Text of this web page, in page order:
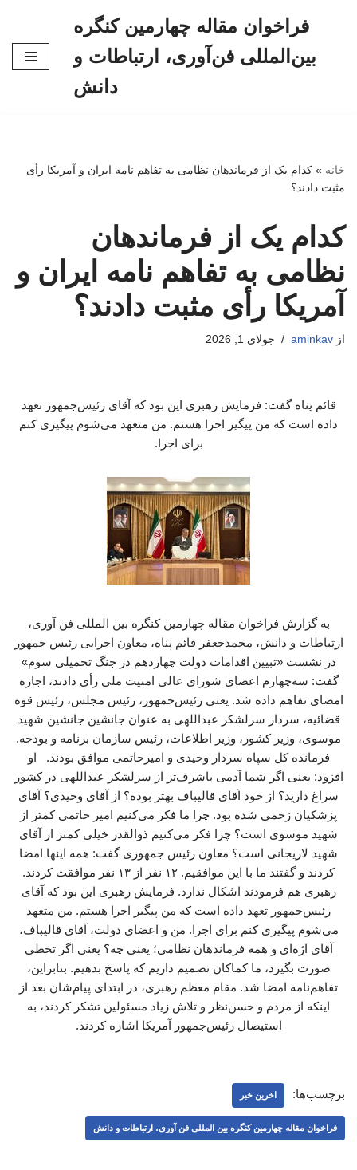
فراخوان مقاله چهارمین کنگره
بین‌المللی فن‌آوری، ارتباطات و
دانش
خانه » کدام یک از فرماندهان نظامی به تفاهم نامه ایران و آمریکا رأی
مثبت دادند؟
کدام یک از فرماندهان
نظامی به تفاهم نامه ایران و
آمریکا رأی مثبت دادند؟
از aminkav جولای 1, 2026
قائم پناه گفت: فرمایش رهبری این بود که آقای رئیس‌جمهور تعهد
داده است که من پیگیر اجرا هستم. من متعهد می‌شوم پیگیری کنم
برای اجرا.
به گزارش فراخوان مقاله چهارمین کنگره بین المللی فن آوری،
ارتباطات و دانش، محمدجعفر قائم پناه، معاون اجرایی رئیس جمهور
در نشست «تبیین اقدامات دولت چهاردهم در جنگ تحمیلی سوم»
گفت: سه‌چهارم اعضای شورای عالی امنیت ملی رأی دادند، اجازه
امضای تفاهم داده شد. یعنی رئیس‌جمهور، رئیس مجلس، رئیس قوه
قضائیه، سردار سرلشکر عبداللهی به عنوان جانشین جانشین شهید
موسوی، وزیر کشور، وزیر اطلاعات، رئیس سازمان برنامه و بودجه.
فرمانده کل سپاه سردار وحیدی و امیرحاتمی موافق بودند. او
افزود: یعنی اگر شما آدمی باشرف‌تر از سرلشکر عبداللهی در کشور
سراغ دارید؟ از خود آقای قالیباف بهتر بوده؟ از آقای وحیدی؟ آقای
پزشکیان زخمی شده بود. چرا ما فکر می‌کنیم امیر حاتمی کمتر از
شهید موسوی است؟ چرا فکر می‌کنیم ذوالقدر خیلی کمتر از آقای
شهید لاریجانی است؟ معاون رئیس جمهوری گفت: همه اینها امضا
کردند و گفتند ما با این موافقیم. ۱۲ نفر از ۱۳ نفر موافقت کردند.
رهبری هم فرمودند اشکال ندارد. فرمایش رهبری این بود که آقای
رئیس‌جمهور تعهد داده است که من پیگیر اجرا هستم. من متعهد
می‌شوم پیگیری کنم برای اجرا. من و اعضای دولت، آقای قالیباف،
آقای اژه‌ای و همه فرماندهان نظامی؛ یعنی چه؟ یعنی اگر تخطی
صورت بگیرد، ما کماکان تصمیم داریم که پاسخ بدهیم. بنابراین،
تفاهم‌نامه امضا شد. مقام معظم رهبری، در ابتدای پیام‌شان بعد از
اینکه از مردم و حسن‌نظر و تلاش زیاد مسئولین تشکر کردند، به
استیصال رئیس‌جمهور آمریکا اشاره کردند.
برچسب‌ها: اخرین خبر
فراخوان مقاله چهارمین کنگره بین المللی فن آوری، ارتباطات و دانش